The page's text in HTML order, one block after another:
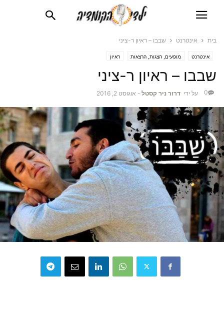
בית אינטרנט שבבו – ראיון ר-ציני
אינטרנט מופעים, הצגות, הרצאות ראיון
שבבו – ראיון ר-ציני
על ידי דרור ניר קסטל - אוגוסט 2, 2016 0